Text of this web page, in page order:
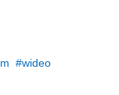
wideo